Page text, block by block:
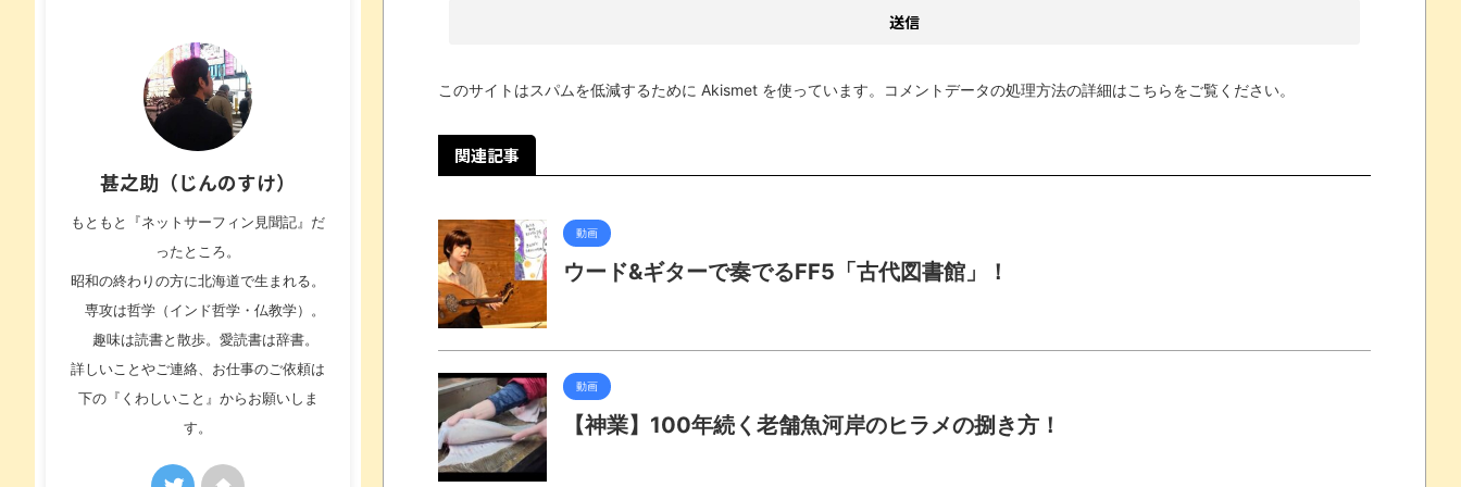
このサイトはスパムを低減するために Akismet を使っています。 コメントデータの処理方法の詳細はこちらをご覧ください。
関連記事
動画
ウード&ギターで奏でるFF5「古代図書館」！
動画
【神業】100年続く老舗魚河岸のヒラメの捌き方！
甚之助（じんのすけ）
もともと『ネットサーフィン見聞記』だ
ったところ。
昭和の終わりの方に北海道で生まれる。
専攻は哲学（インド哲学・仏教学）。
趣味は読書と散歩。愛読書は辞書。
詳しいことやご連絡、お仕事のご依頼は
下の『くわしいこと』からお願いしま
す。